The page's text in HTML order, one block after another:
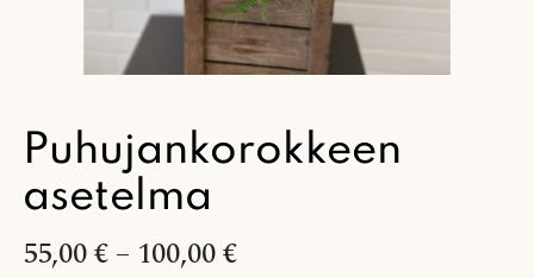
Puhujankorokkeen
asetelma
55,00€– 100,00€